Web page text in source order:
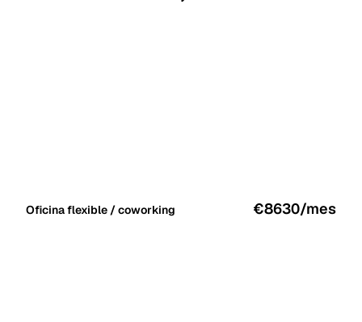
Oficina flexible / coworking €8630/mes